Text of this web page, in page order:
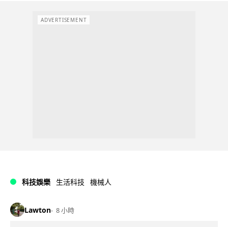
ADVERTISEMENT
科技娛樂 生活科技 機械人
Lawton 8 小時